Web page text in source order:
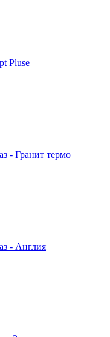
Pluse
- Гранит термо
- Англия